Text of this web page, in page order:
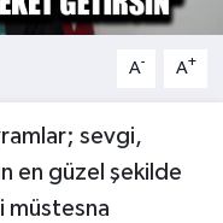
A- A+
sevgi,
en güzel şekilde
müstesna